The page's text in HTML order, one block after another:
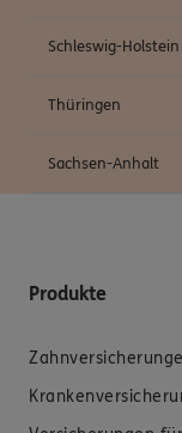
Schleswig-Holstein
Thüringen
Sachsen-Anhalt
Produkte